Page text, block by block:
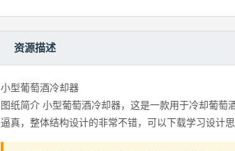
资源描述
小型葡萄酒冷却器
图纸简介 小型葡萄酒冷却器，这是一款用于冷却葡萄
逼真，整体结构设计的非常不错，可以下载学习设计